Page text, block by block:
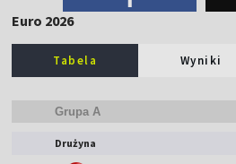
Euro 2026
Tabela Wyniki
Drużyna